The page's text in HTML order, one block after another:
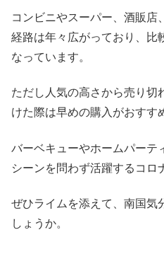
コンビニやスーパー、酒販店
経路は年々広がっており、比
なっています。
ただし人気の高さから売り切
けた際は早めの購入がおすす
バーベキューやホームパーテ
シーンを問わず活躍するコロ
ぜひライムを添えて、南国気
しょうか。